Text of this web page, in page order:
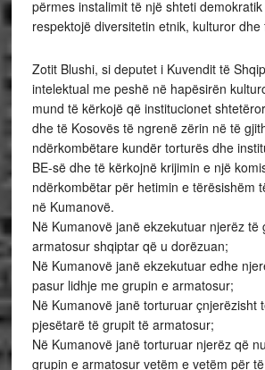
përmes instalimit të një shteti
respektojë diversitetin etnik, kulturor dhe
Zotit Blushi, si deputet i Kuvendit të
intelektual me peshë në hapësirën
mund të kërkojë që institucionet
dhe të Kosovës të ngrenë zërin në të
ndërkombëtare kundër torturës dhe
BE-së dhe të kërkojnë krijimin e një
ndërkombëtar për hetimin e tërësishëm
në Kumanovë.
Në Kumanovë janë ekzekutuar njerëz të
armatosur shqiptar që u dorëzuan;
Në Kumanovë janë ekzekutuar edhe
pasur lidhje me grupin e armatosur;
Në Kumanovë janë torturuar çnjerëzisht
pjesëtarë të grupit të armatosur;
Në Kumanovë janë torturuar njerëz që
grupin e armatosur vetëm e vetëm për